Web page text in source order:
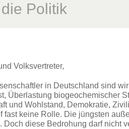
Politik
Volksvertreter,
in Deutschland sind
Überlastung biogeochemischer
und Wohlstand, Demokratie,
fast keine Rolle. Die jüngsten
diese Bedrohung darf nicht